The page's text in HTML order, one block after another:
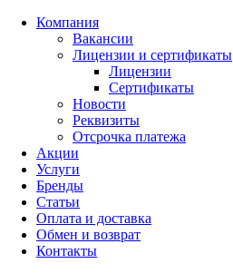
Компания
Вакансии
Лицензии и сертификаты
Лицензии
Сертификаты
Новости
Реквизиты
Отсрочка платежа
Акции
Услуги
Бренды
Статьи
Оплата и доставка
Обмен и возврат
Контакты